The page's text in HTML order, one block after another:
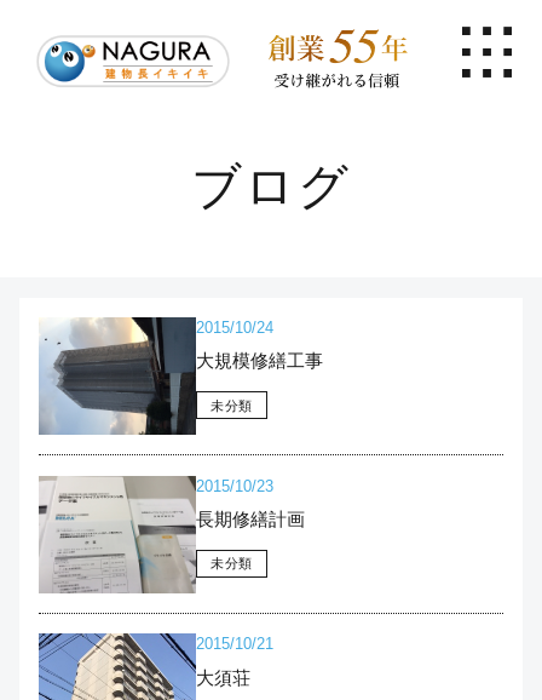
ブログ
2015/10/24
大規模修繕工事
未分類
2015/10/23
長期修繕計画
未分類
2015/10/21
大須荘